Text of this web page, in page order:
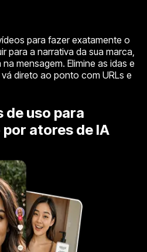
para fazer exatamente o
para a narrativa da sua marca,
mensagem. Elimine as idas e
direto ao ponto com URLs e
de uso para
atores de IA